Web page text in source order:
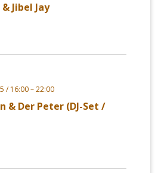
Jibel Jay
& Der Peter (DJ-Set /
/ 16:00–22:00